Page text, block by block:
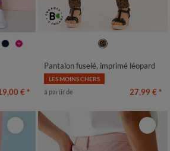
46
48
€ *
42
Pantalon fuselé, imprimé léopard
LES MOINS CHERS
à partir de 27,99 € *